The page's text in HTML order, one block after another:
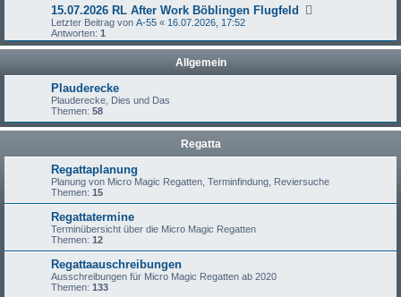
15.07.2026 RL After Work Böblingen Flugfeld
Letzter Beitrag von A-55 « 16.07.2026, 17:52
Antworten: 1
Allgemein
Plauderecke
Plauderecke, Dies und Das
Themen: 58
Regatta
Regattaplanung
Planung von Micro Magic Regatten, Terminfindung, Reviersuche
Themen: 15
Regattatermine
Terminübersicht über die Micro Magic Regatten
Themen: 12
Regattaauschreibungen
Ausschreibungen für Micro Magic Regatten ab 2020
Themen: 133